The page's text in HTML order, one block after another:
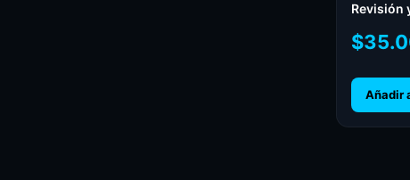
Revisión
$
Añadir